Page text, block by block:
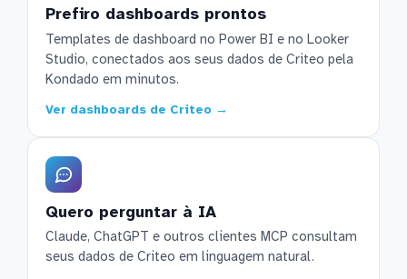
Prefiro dashboards prontos
Templates de dashboard no Power BI e no Looker
Studio, conectados aos seus dados de Criteo pela
Kondado em minutos.
Ver dashboards de Criteo →
Quero perguntar à IA
Claude, ChatGPT e outros clientes MCP consultam
seus dados de Criteo em linguagem natural.